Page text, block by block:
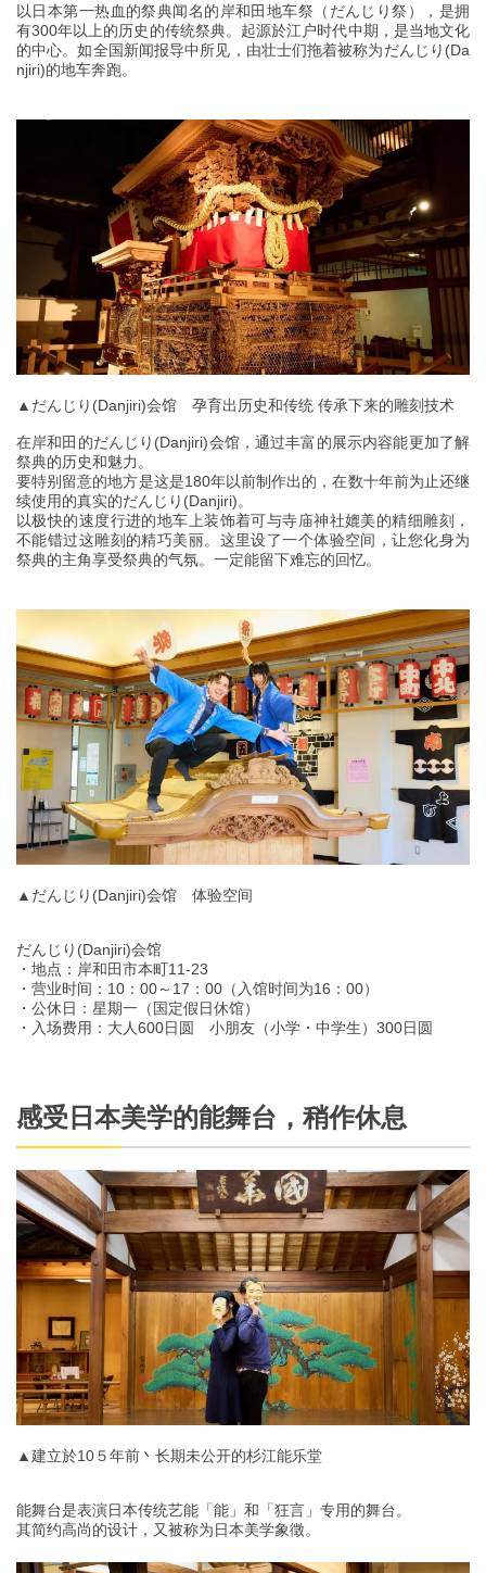
以日本第一热血的祭典闻名的岸和田地车祭（だんじり祭），是拥
有300年以上的历史的传统祭典。起源於江户时代中期，是当地文化
的中心。如全国新闻报导中所见，由壮士们拖着被称为だんじり(Da
njiri)的地车奔跑。
▲だんじり(Danjiri)会馆 孕育出历史和传统 传承下来的雕刻技术
在岸和田的だんじり(Danjiri)会馆，通过丰富的展示内容能更加了解
祭典的历史和魅力。
要特别留意的地方是这是180年以前制作出的，在数十年前为止还继
续使用的真实的だんじり(Danjiri)。
以极快的速度行进的地车上装饰着可与寺庙神社媲美的精细雕刻，
不能错过这雕刻的精巧美丽。这里设了一个体验空间，让您化身为
祭典的主角享受祭典的气氛。一定能留下难忘的回忆。
▲だんじり(Danjiri)会馆 体验空间
だんじり(Danjiri)会馆
・地点：岸和田市本町11-23
・营业时间：10：00～17：00（入馆时间为16：00）
・公休日：星期一（国定假日休馆）
・入场费用：大人600日圆 小朋友（小学・中学生）300日圆
感受日本美学的能舞台，稍作休息
▲建立於10５年前丶长期未公开的杉江能乐堂
能舞台是表演日本传统艺能「能」和「狂言」专用的舞台。
其简约高尚的设计，又被称为日本美学象徵。